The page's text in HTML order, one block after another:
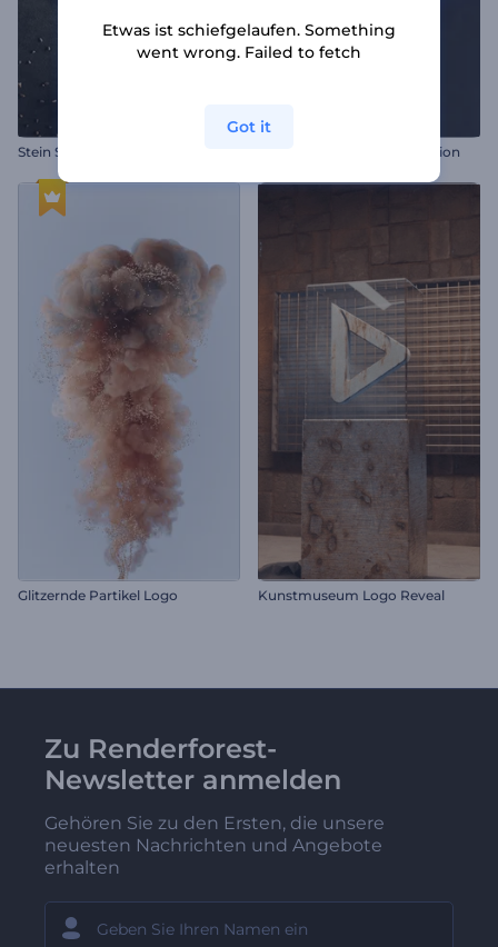
Stein Schwerkraft Opener Chromatische Logoanimation
Glitzernde Partikel Logo Kunstmuseum Logo Reveal
Zu Renderforest-
Newsletter anmelden
Gehören Sie zu den Ersten, die unsere
neuesten Nachrichten und Angebote
erhalten
Etwas ist schiefgelaufen. Something
went wrong. Failed to fetch
Got it